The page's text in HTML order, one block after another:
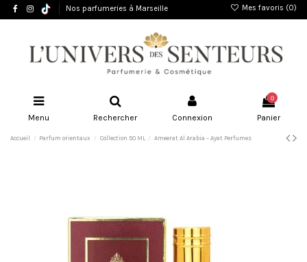
Nos parfumeries à Marseille Mes favoris (0)
Menu Rechercher Connexion
0
Panier
Accueil Parfum orientaux Collection 50 ML Ameerat Al Arabia – Ayat Perfumes